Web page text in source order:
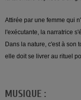
Attirée par une femme qui
l'exécutante, la narratrice
Dans la nature, c'est à son
elle doit se livrer au rituel
MUSIQUE :